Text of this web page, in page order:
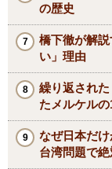
の歴史
橋下徹が解
い」理由
繰り返され
たメルケル
なぜ日本だ
台湾問題で